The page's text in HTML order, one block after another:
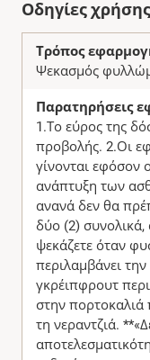
Οδηγίες χρήσης
Τρόπος
Ψεκασμός
Παρατηρήσεις
1.Το εύρος της
προβολής. 2.Οι
γίνονται εφόσον
ανάπτυξη των
ανανά δεν θα
δύο (2) συνολικά,
ψεκάζετε όταν
περιλαμβάνει
γκρέιπφρουτ
στην πορτοκαλιά
τη νεραντζιά.